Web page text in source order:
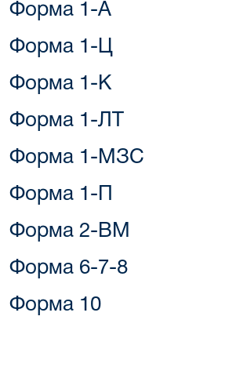
Форма 1-А
Форма 1-Ц
Форма 1-К
Форма 1-ЛТ
Форма 1-МЗС
Форма 1-П
Форма 2-ВМ
Форма 6-7-8
Форма 10